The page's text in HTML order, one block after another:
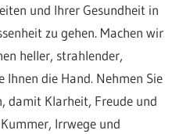
und Ihrer Gesundheit in
zu gehen. Machen wir
heller, strahlender,
Ihnen die Hand. Nehmen Sie
damit Klarheit, Freude und
Irrwege und